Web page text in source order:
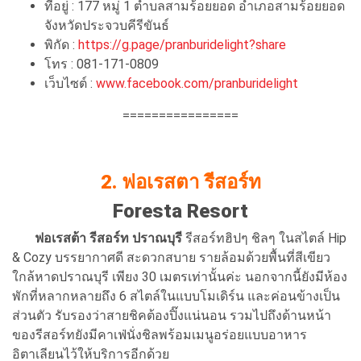
ที่อยู่ : 177 หมู่ 1 ตำบลสามร้อยยอด อำเภอสามร้อยยอด
จังหวัดประจวบคีรีขันธ์
พิกัด : https://g.page/pranburidelight?share
โทร : 081-171-0809
เว็บไซต์ : www.facebook.com/pranburidelight
================
2. ฟอเรสตา รีสอร์ท
Foresta Resort
ฟอเรสต้า รีสอร์ท ปราณบุรี รีสอร์ทฮิปๆ ชิลๆ ในสไตล์ Hip
& Cozy บรรยากาศดี สะดวกสบาย รายล้อมด้วยพื้นที่สีเขียว
ใกล้หาดปราณบุรี เพียง 30 เมตรเท่านั้นค่ะ นอกจากนี้ยังมีห้อง
พักที่หลากหลายถึง 6 สไตล์ในแบบโมเดิร์น และค่อนข้างเป็น
ส่วนตัว รับรองว่าสายชิคต้องปิ๊งแน่นอน รวมไปถึงด้านหน้า
ของรีสอร์ทยังมีคาเฟ่นั่งชิลพร้อมเมนูอร่อยแบบอาหาร
อิตาเลียนไว้ให้บริการอีกด้วย